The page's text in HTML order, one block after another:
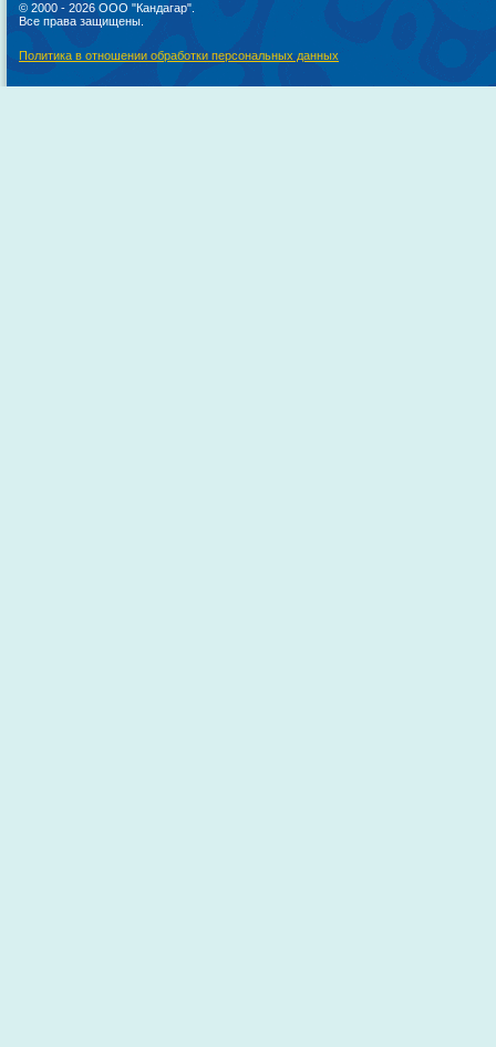
© 2000 - 2026 ООО "Кандагар".
Все права защищены.
Политика в отношении обработки персональных данных